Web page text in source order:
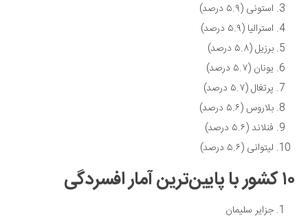
استونی (۵.۹ درصد)
استرالیا (۵.۹ درصد)
برزیل (۵.۸ درصد)
یونان (۵.۷ درصد)
پرتغال (۵.۷ درصد)
بلاروس (۵.۶ درصد)
فنلاند (۵.۶ درصد)
لیتوانی (۵.۶ درصد)
۱۰ کشور با پایین‌ترین آمار افسردگی
جزایر سلیمان